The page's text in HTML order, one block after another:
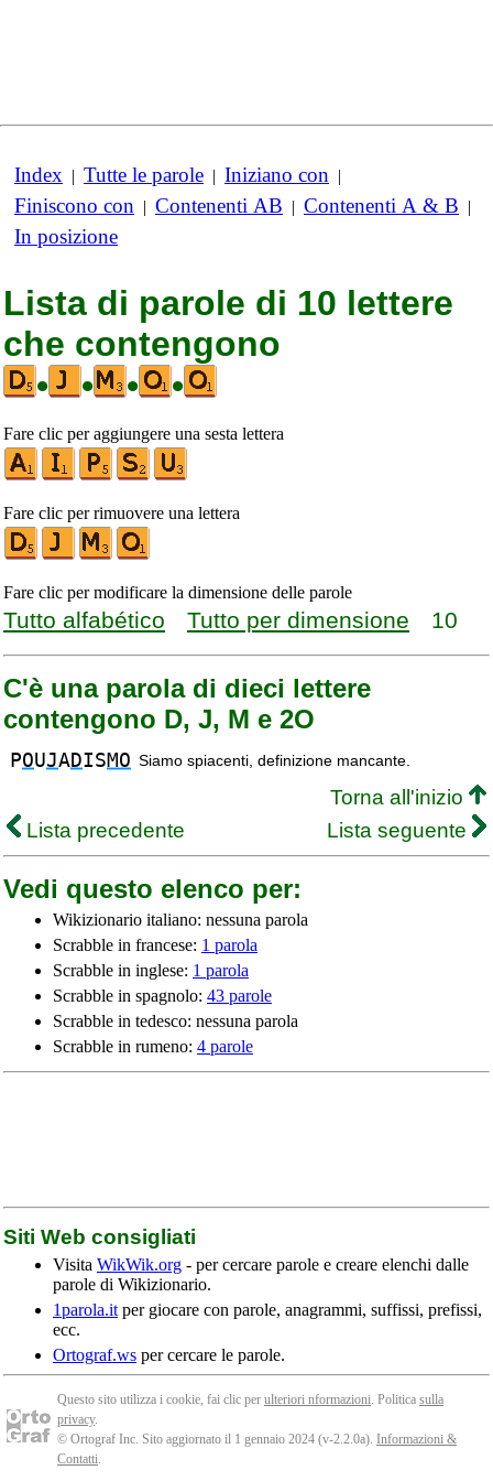
Index | Tutte le parole | Iniziano con |
Finiscono con | Contenenti AB | Contenenti A & B |
In posizione
Lista di parole di 10 lettere
che contengono
•
• • •
Fare clic per aggiungere una sesta lettera
Fare clic per rimuovere una lettera
Fare clic per modificare la dimensione delle parole
Tutto alfabético Tutto per dimensione 10
C'è una parola di dieci lettere
contengono D, J, M e 2O
POUJADISMO Siamo spiacenti, definizione mancante.
Torna all'inizio
Lista precedente
Lista seguente
Vedi questo elenco per:
Wikizionario italiano: nessuna parola
Scrabble in francese: 1 parola
Scrabble in inglese: 1 parola
Scrabble in spagnolo: 43 parole
Scrabble in tedesco: nessuna parola
Scrabble in rumeno: 4 parole
Siti Web consigliati
Visita WikWik.org - per cercare parole e creare elenchi dalle
parole di Wikizionario.
1parola.it per giocare con parole, anagrammi, suffissi, prefissi,
ecc.
Ortograf.ws per cercare le parole.
Questo sito utilizza i cookie, fai clic per ulteriori nformazioni. Politica sulla
privacy.
© Ortograf Inc. Sito aggiornato il 1 gennaio 2024 (v-2.2.0a). Informazioni &
Contatti.